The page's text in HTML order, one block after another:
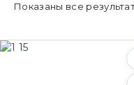
Показаны все